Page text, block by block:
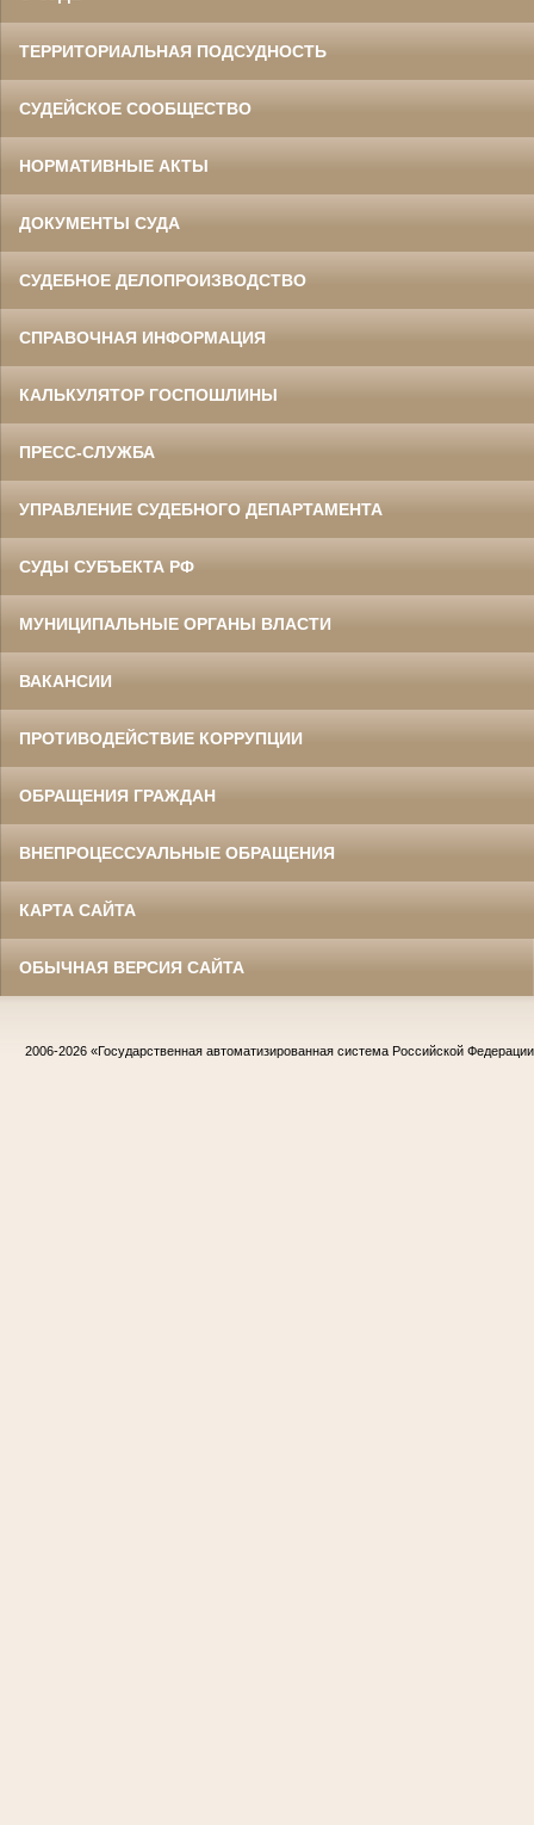
ТЕРРИТОРИАЛЬНАЯ ПОДСУДНОСТЬ
СУДЕЙСКОЕ СООБЩЕСТВО
НОРМАТИВНЫЕ АКТЫ
ДОКУМЕНТЫ СУДА
СУДЕБНОЕ ДЕЛОПРОИЗВОДСТВО
СПРАВОЧНАЯ ИНФОРМАЦИЯ
КАЛЬКУЛЯТОР ГОСПОШЛИНЫ
ПРЕСС-СЛУЖБА
УПРАВЛЕНИЕ СУДЕБНОГО ДЕПАРТАМЕНТА
СУДЫ СУБЪЕКТА РФ
МУНИЦИПАЛЬНЫЕ ОРГАНЫ ВЛАСТИ
ВАКАНСИИ
ПРОТИВОДЕЙСТВИЕ КОРРУПЦИИ
ОБРАЩЕНИЯ ГРАЖДАН
ВНЕПРОЦЕССУАЛЬНЫЕ ОБРАЩЕНИЯ
КАРТА САЙТА
ОБЫЧНАЯ ВЕРСИЯ САЙТА
2006-2026 «Государственная автоматизированная система Российской